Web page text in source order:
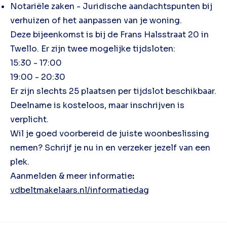
Notariële zaken - Juridische aandachtspunten bij
verhuizen of het aanpassen van je woning.
Deze bijeenkomst is bij de Frans Halsstraat 20 in
Twello. Er zijn twee mogelijke tijdsloten:
15:30 - 17:00
19:00 - 20:30
Er zijn slechts 25 plaatsen per tijdslot beschikbaar.
Deelname is kosteloos, maar inschrijven is
verplicht.
Wil je goed voorbereid de juiste woonbeslissing
nemen? Schrijf je nu in en verzeker jezelf van een
plek.
Aanmelden & meer informatie:
vdbeltmakelaars.nl/informatiedag